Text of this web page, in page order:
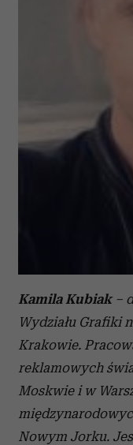
Kamila Kubiak–
Wydziału Grafiki
Krakowie.
reklamowych
Moskwie i w
Nowym Jorku.